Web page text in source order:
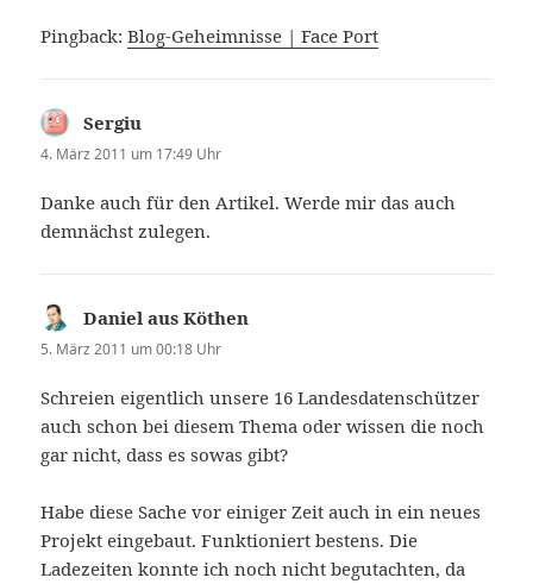
Pingback:Blog-Geheimnisse | Face Port
Sergiu
4. März 2011 um 17:49 Uhr
Danke auch für den Artikel. Werde mir das auch
demnächst zulegen.
Daniel aus Köthen
5. März 2011 um 00:18 Uhr
Schreien eigentlich unsere 16 Landesdatenschützer
auch schon bei diesem Thema oder wissen die noch
gar nicht, dass es sowas gibt?
Habe diese Sache vor einiger Zeit auch in ein neues
Projekt eingebaut. Funktioniert bestens. Die
Ladezeiten konnte ich noch nicht begutachten, da